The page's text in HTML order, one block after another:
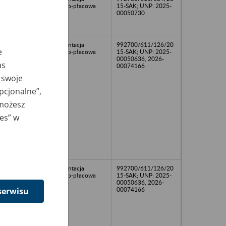
osobowo-płacowa
15-SAK; UNP: 2025-
00050730
dokumentacja
osobowo-płacowa
992700/611/126/20
15-SAK; UNP: 2025-
00050636, 2026-
00074166
dokumentacja
osobowo-płacowa
992700/611/126/20
15-SAK; UNP: 2025-
00050636, 2026-
00074166
w